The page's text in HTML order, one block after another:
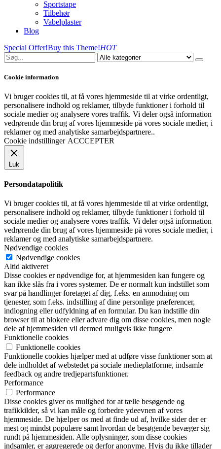
Sportstape
Tilbehør
Vabelplaster
Blog
Special Offer!Buy this Theme!HOT
Cookie information
Vi bruger cookies til, at få vores hjemmeside til at virke ordentligt,
personalisere indhold og reklamer, tilbyde funktioner i forhold til
sociale medier og analysere vores traffik. Vi deler også information
vedrørende din brug af vores hjemmeside på vores sociale medier, i
reklamer og med analytiske samarbejdspartnere..
Cookie indstillinger ACCCEPTER
Luk
Persondatapolitik
Vi bruger cookies til, at få vores hjemmeside til at virke ordentligt,
personalisere indhold og reklamer, tilbyde funktioner i forhold til
sociale medier og analysere vores traffik. Vi deler også information
vedrørende din brug af vores hjemmeside på vores sociale medier, i
reklamer og med analytiske samarbejdspartnere.
Nødvendige cookies
Nødvendige cookies
Altid aktiveret
Disse cookies er nødvendige for, at hjemmesiden kan fungere og
kan ikke slås fra i vores systemer. De er normalt kun indstillet som
svar på handlinger foretaget af dig, f.eks. en anmodning om
tjenester, som f.eks. indstilling af dine personlige præferencer,
indlogning eller udfyldning af en formular. Du kan indstille din
browser til at blokere eller advare dig om disse cookies, men nogle
dele af hjemmesiden vil dermed muligvis ikke fungere
Funktionelle cookies
Funktionelle cookies
Funktionelle cookies hjælper med at udføre visse funktioner som at
dele indholdet af webstedet på sociale medieplatforme, indsamle
feedback og andre tredjepartsfunktioner.
Performance
Performance
Disse cookies giver os mulighed for at tælle besøgende og
trafikkilder, så vi kan måle og forbedre ydeevnen af vores
hjemmeside. De hjælper os med at finde ud af, hvilke sider der er
mest og mindst populære samt hvordan de besøgende bevæger sig
rundt på hjemmesiden. Alle oplysninger, som disse cookies
indsamler, er aggregerede og derfor anonyme. Hvis du ikke tillader